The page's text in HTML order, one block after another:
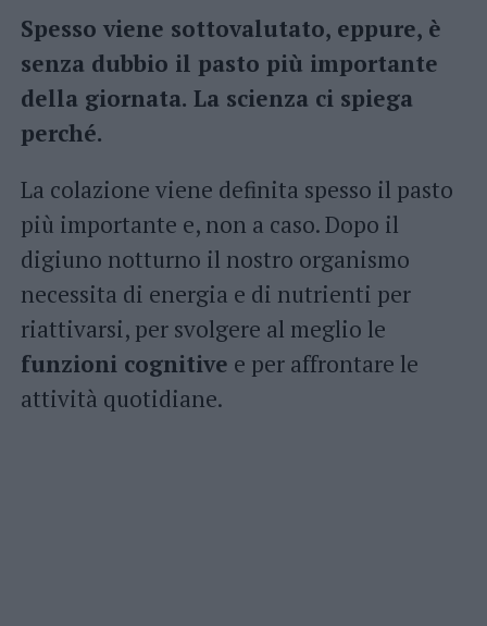
Spesso viene sottovalutato, eppure, è
senza dubbio il pasto più importante
della giornata. La scienza ci spiega
perché.
La colazione viene definita spesso il pasto
più importante e, non a caso. Dopo il
digiuno notturno il nostro organismo
necessita di energia e di nutrienti per
riattivarsi, per svolgere al meglio le
funzioni cognitive e per affrontare le
attività quotidiane.